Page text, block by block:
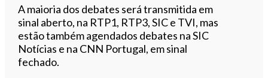
A maioria dos debates será transmitida em
sinal aberto, na RTP1, RTP3, SIC e TVI, mas
estão também agendados debates na SIC
Notícias e na CNN Portugal, em sinal
fechado.